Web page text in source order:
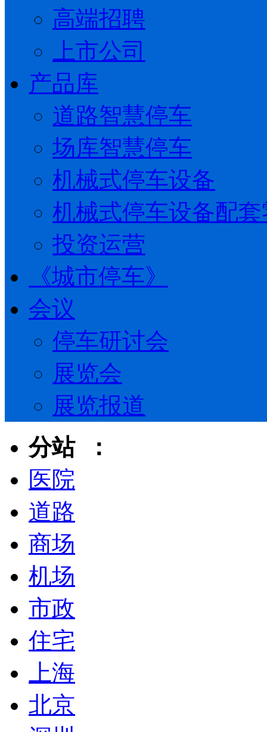
高端招聘
上市公司
产品库
道路智慧停车
场库智慧停车
机械式停车设备
机械式停车设备配
投资运营
《城市停车》
会议
停车研讨会
展览会
展览报道
分站 ：
医院
道路
商场
机场
市政
住宅
上海
北京